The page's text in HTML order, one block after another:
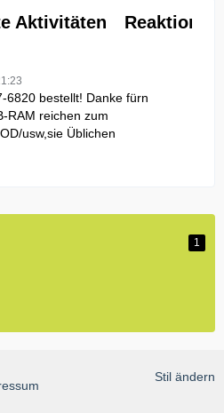
Aktivitäten Reaktionen
6820 bestellt! Danke fürn
RAM reichen zum
usw,sie Üblichen
1
Stil ändern